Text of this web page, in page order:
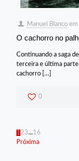
Manuel Blanco em
O cachorro no
Continuando a saga
terceira e última
cachorro […]
0
123...16
Próxima